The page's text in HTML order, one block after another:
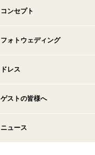
コンセプト
フォトウェディング
ドレス
ゲストの皆様へ
ニュース